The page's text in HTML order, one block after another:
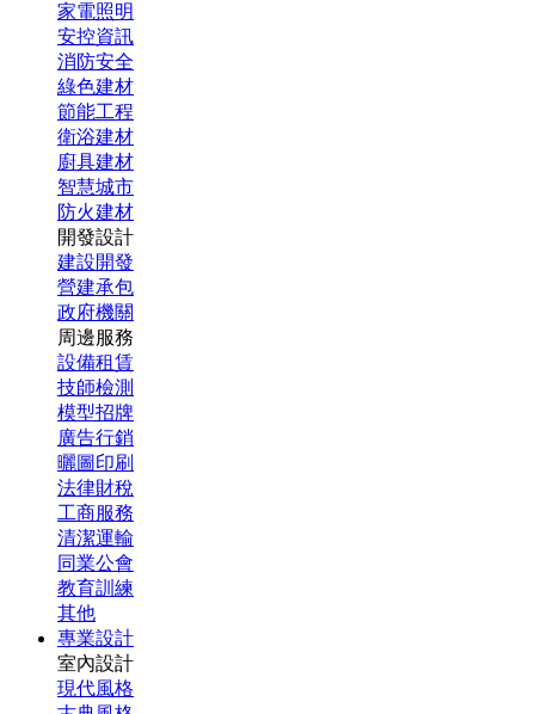
家電照明
安控資訊
消防安全
綠色建材
節能工程
衛浴建材
廚具建材
智慧城市
防火建材
開發設計
建設開發
營建承包
政府機關
周邊服務
設備租賃
技師檢測
模型招牌
廣告行銷
曬圖印刷
法律財稅
工商服務
清潔運輸
同業公會
教育訓練
其他
專業設計
室內設計
現代風格